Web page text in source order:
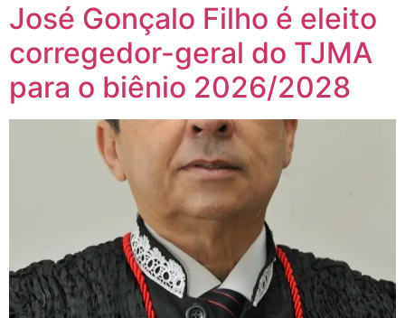
José Gonçalo Filho é eleito
corregedor-geral do TJMA
para o biênio 2026/2028